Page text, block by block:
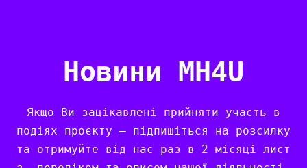
Новини MH4U
Якщо Ви зацікавлені прийняти участь в
подіях проєкту – підпишіться на розсилку
та отримуйте від нас раз в 2 місяці лист